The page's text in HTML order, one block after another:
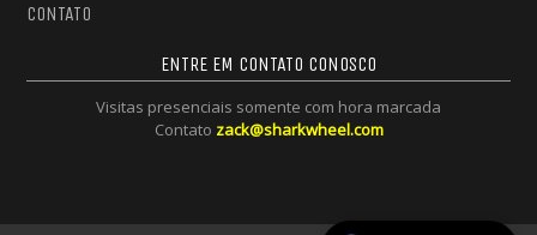
CONTATO
ENTRE EM CONTATO CONOSCO
Visitas presenciais somente com hora marcada
Contato zack@sharkwheel.com